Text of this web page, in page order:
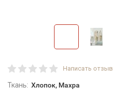
Написать отзыв
Ткань: Хлопок, Махра